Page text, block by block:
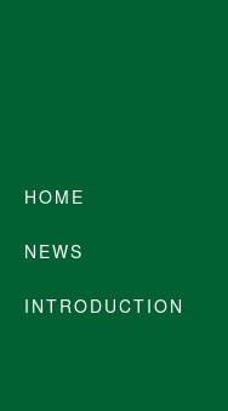
HOME
NEWS
INTRODUCTION